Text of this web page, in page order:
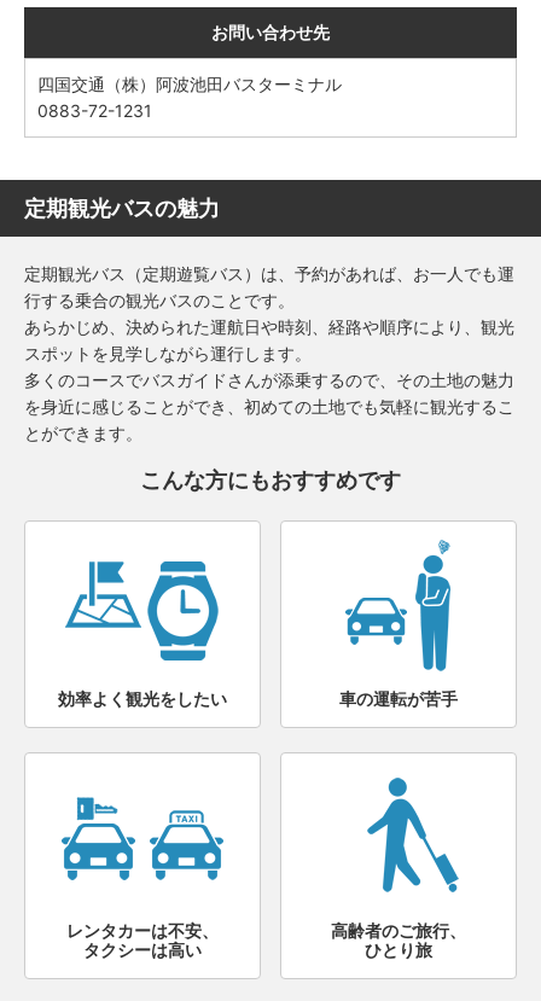
お問い合わせ先
四国交通（株）阿波池田バスターミナル
0883-72-1231
定期観光バスの魅力
定期観光バス（定期遊覧バス）は、予約があれば、お一人でも運
行する乗合の観光バスのことです。
あらかじめ、決められた運航日や時刻、経路や順序により、観光
スポットを見学しながら運行します。
多くのコースでバスガイドさんが添乗するので、その土地の魅力
を身近に感じることができ、初めての土地でも気軽に観光するこ
とができます。
こんな方にもおすすめです
効率よく観光をしたい 車の運転が苦手
レンタカーは不安、
タクシーは高い
高齢者のご旅行、
ひとり旅